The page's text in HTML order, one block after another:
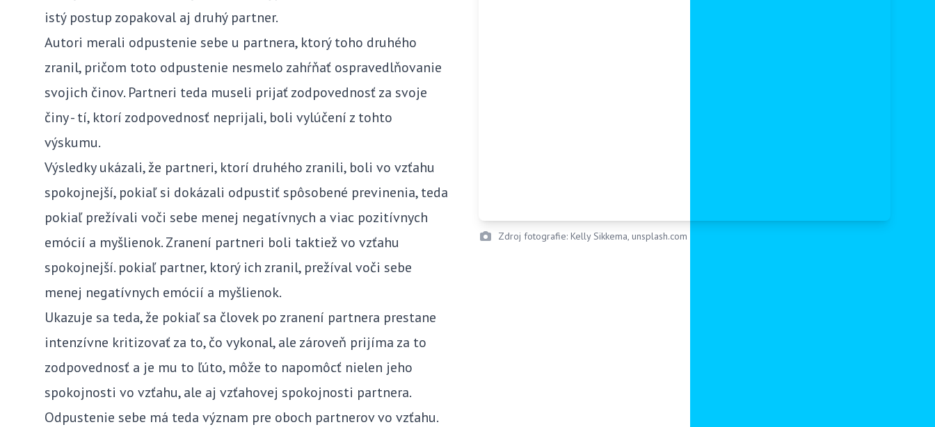
Zdroj fotografie: Kelly Sikkema, unsplash.com
istý postup zopakoval aj druhý partner.
Autori merali odpustenie sebe u partnera, ktorý toho druhého
zranil, pričom toto odpustenie nesmelo zahŕňať ospravedlňovanie
svojich činov. Partneri teda museli prijať zodpovednosť za svoje
činy - tí, ktorí zodpovednosť neprijali, boli vylúčení z tohto
výskumu.
Výsledky ukázali, že partneri, ktorí druhého zranili, boli vo vzťahu
spokojnejší, pokiaľ si dokázali odpustiť spôsobené previnenia, teda
pokiaľ prežívali voči sebe menej negatívnych a viac pozitívnych
emócií a myšlienok. Zranení partneri boli taktiež vo vzťahu
spokojnejší. pokiaľ partner, ktorý ich zranil, prežíval voči sebe
menej negatívnych emócií a myšlienok.
Ukazuje sa teda, že pokiaľ sa človek po zranení partnera prestane
intenzívne kritizovať za to, čo vykonal, ale zároveň prijíma za to
zodpovednosť a je mu to ľúto, môže to napomôcť nielen jeho
spokojnosti vo vzťahu, ale aj vzťahovej spokojnosti partnera.
Odpustenie sebe má teda význam pre oboch partnerov vo vzťahu.